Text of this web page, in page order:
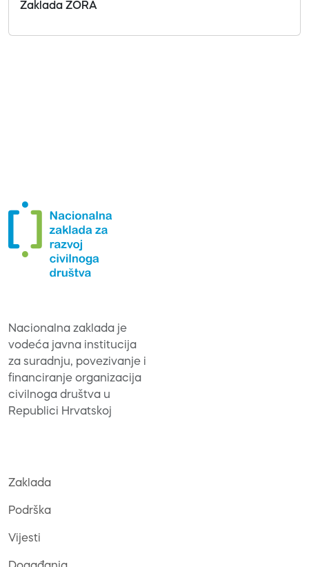
Zaklada ZORA
Nacionalna zaklada je
vodeća javna institucija
za suradnju, povezivanje i
financiranje organizacija
civilnoga društva u
Republici Hrvatskoj
Zaklada
Podrška
Vijesti